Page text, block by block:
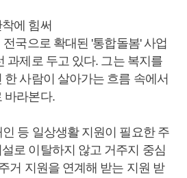
에 힘써
국으로 확대된 '통합돌봄' 사업
과제로 두고 있다. 그는 복지를
사람이 살아가는 흐름 속에서
바라본다.
등 일상생활 지원이 필요한 주
로 이탈하지 않고 거주지 중심
거 지원을 연계해 받는 지원 받